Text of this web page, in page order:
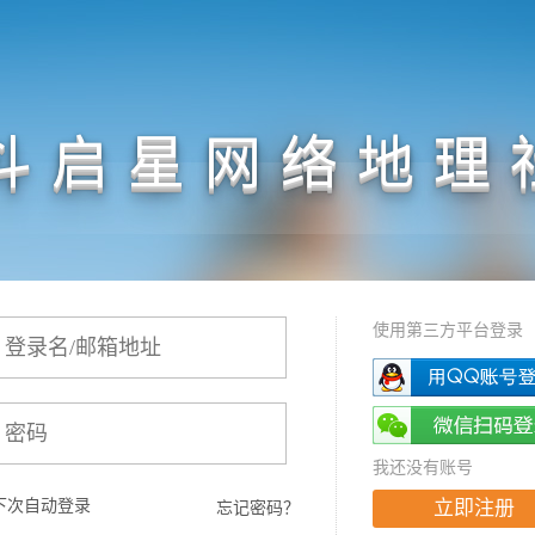
启星网络地理
次自动登录 忘记密码？
使用第三方平台登录
我还没有账号
立即注册